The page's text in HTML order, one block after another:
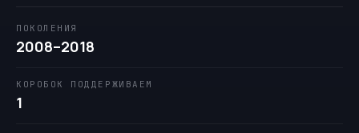
ПОКОЛЕНИЯ
2008–2018
КОРОБОК ПОДДЕРЖИВАЕМ
1